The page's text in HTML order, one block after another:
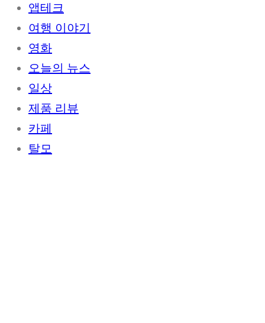
앱테크
여행 이야기
영화
오늘의 뉴스
일상
제품 리뷰
카페
탈모